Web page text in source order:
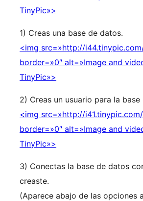
TinyPic»>
1) Creas una base de datos.
<img src=»http://
border=»0″ alt=»Image and
TinyPic»>
2) Creas un usuario para la base
<img src=»http://
border=»0″ alt=»Image and
TinyPic»>
3) Conectas la base de datos
creaste.
(Aparece abajo de las opciones